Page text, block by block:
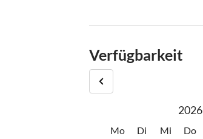
Verfügbarkeit
2026
Mo Di Mi Do